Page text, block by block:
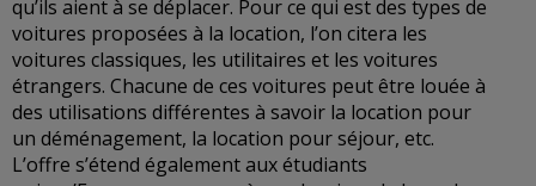
qu’ils aient à se déplacer. Pour ce qui est des types de
voitures proposées à la location, l’on citera les
voitures classiques, les utilitaires et les voitures
étrangers. Chacune de ces voitures peut être louée à
des utilisations différentes à savoir la location pour
un déménagement, la location pour séjour, etc.
L’offre s’étend également aux étudiants